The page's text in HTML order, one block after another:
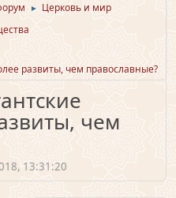
► Церковь и мир
развиты, чем православные?
чем
13:31:20